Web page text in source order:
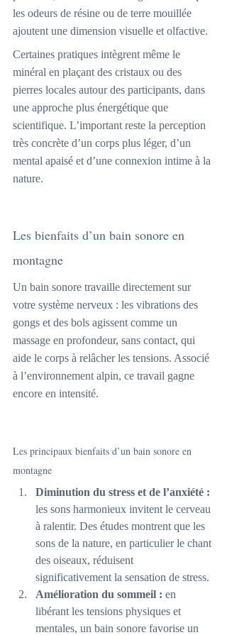
les odeurs de résine ou de terre mouillée
ajoutent une dimension visuelle et olfactive.
Certaines pratiques intègrent même le
minéral en plaçant des cristaux ou des
pierres locales autour des participants, dans
une approche plus énergétique que
scientifique. L’important reste la perception
très concrète d’un corps plus léger, d’un
mental apaisé et d’une connexion intime à la
nature.
Les bienfaits d’un bain sonore en
montagne
Un bain sonore travaille directement sur
votre système nerveux : les vibrations des
gongs et des bols agissent comme un
massage en profondeur, sans contact, qui
aide le corps à relâcher les tensions. Associé
à l’environnement alpin, ce travail gagne
encore en intensité.
Les principaux bienfaits d’un bain sonore en
montagne
Diminution du stress et de l’anxiété :
les sons harmonieux invitent le cerveau
à ralentir. Des études montrent que les
sons de la nature, en particulier le chant
des oiseaux, réduisent
significativement la sensation de stress.
Amélioration du sommeil : en
libérant les tensions physiques et
mentales, un bain sonore favorise un